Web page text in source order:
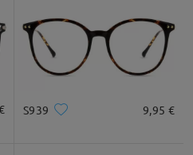
S939 9,95 €